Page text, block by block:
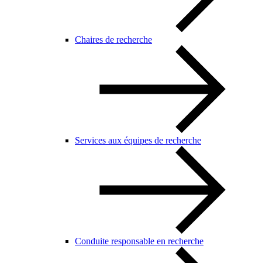
Chaires de recherche
Services aux équipes de recherche
Conduite responsable en recherche